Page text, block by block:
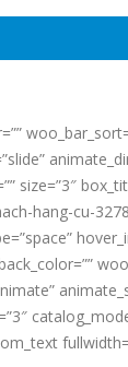
hang-cu-